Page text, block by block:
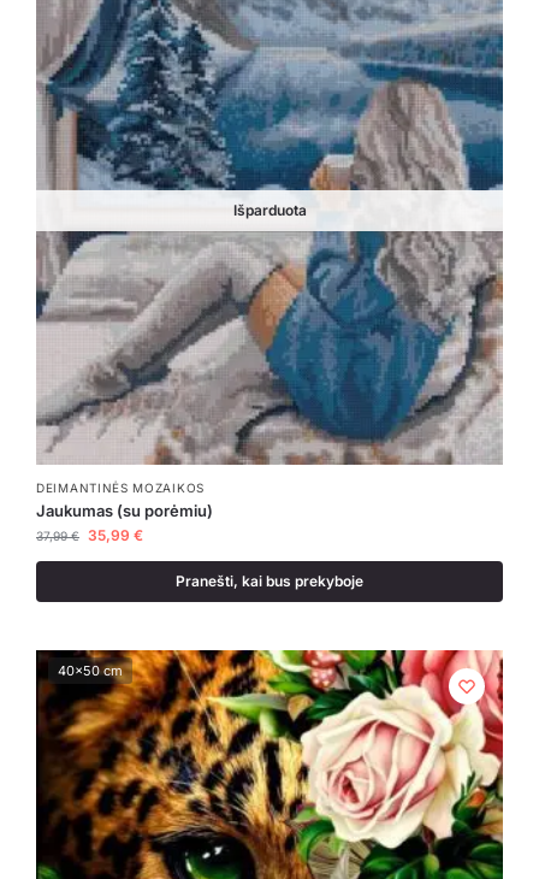
Išparduota
DEIMANTINĖS MOZAIKOS
Jaukumas (su porėmiu)
37,99€ 35,99 €
Pranešti, kai bus prekyboje
40x50 cm